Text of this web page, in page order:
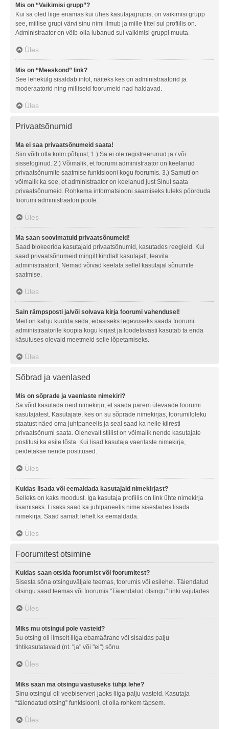
Mis on “Vaikimisi grupp”?
Kui sa oled liige enamas kui ühes kasutajagrupis, on vaikimisi grupp
see, millise grupi värvi sinu nimi ilmub ja mille tiitel sul profiilis on.
Administraator on võib-olla lubanud sul vaikimisi gruppi muuta.
Üles
Mis on “Meeskond” link?
See lehekülg sisaldab infot, näiteks kes on administraatorid ja
moderaatorid ning milliseid foorumeid nad haldavad.
Üles
Privaatsõnumid
Ma ei saa privaatsõnumeid saata!
Siin võib olla kolm põhjust; 1.) Sa ei ole registreerunud ja / või
sisseloginud. 2.) Võimalik, et foorumi administraator on keelanud
privaatsõnumite saatmise funktsiooni kogu foorumis. 3.) Samuti on
võimalik ka see, et administraator on keelanud just Sinul saata
privaatsõnumeid. Rohkema informatsiooni saamiseks tuleks pöörduda
foorumi administraatori poole.
Üles
Ma saan soovimatuid privaatsõnumeid!
Saad blokeerida kasutajaid privaatsõnumid, kasutades reegleid. Kui
saad privaatsõnumeid mingilt kindlalt kasutajalt, teavita
administraatorit; Nemad võivad keelata sellel kasutajal sõnumite
saatmise.
Üles
Sain rämpsposti ja/või solvava kirja foorumi vahendusel!
Meil on kahju kuulda seda, edasiseks tegevuseks saada foorumi
administraatorile koopia kogu kirjast ja loodetavasti kasutab ta enda
käsutuses olevaid meetmeid selle lõpetamiseks.
Üles
Sõbrad ja vaenlased
Mis on sõprade ja vaenlaste nimekiri?
Sa võid kasutada neid nimekirju, et saada parem ülevaade foorumi
kasutajatest. Kasutajate, kes on su sõprade nimekirjas, foorumiloleku
staatust näed oma juhtpaneelis ja seal saad ka neile kiiresti
privaatsõnumi saata. Olenevalt stiilist on võimalik nende kasutajate
postitusi ka esile tõsta. Kui lisad kasutaja vaenlaste nimekirja,
peidetakse nende postitused.
Üles
Kuidas lisada või eemaldada kasutajaid nimekirjast?
Selleks on kaks moodust. Iga kasutaja profiilis on link ühte nimekirja
lisamiseks. Lisaks saad ka juhtpaneelis nime sisestades lisada
nimekirja. Saad samalt lehelt ka eemaldada.
Üles
Foorumitest otsimine
Kuidas saan otsida foorumist või foorumitest?
Sisesta sõna otsinguväljale teemas, foorumis või esilehel. Täiendatud
otsingu saad teemas või foorumis "Täiendatud otsingu" linki vajutades.
Üles
Miks mu otsingul pole vasteid?
Su otsing oli ilmselt liiga ebamäärane või sisaldas palju
tihtikasutatavaid (nt. "ja" või "ei") sõnu.
Üles
Miks saan ma otsingu vastuseks tühja lehe?
Sinu otsingul oli veebiserveri jaoks liiga palju vasteid. Kasutaja
“täiendatud otsing” funktsiooni, et olla rohkem täpsem.
Üles